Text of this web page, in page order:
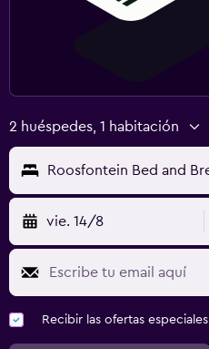
2 huéspedes, 1 habitación
Roosfontein Bed and
vie. 14/8
Recibir las ofertas